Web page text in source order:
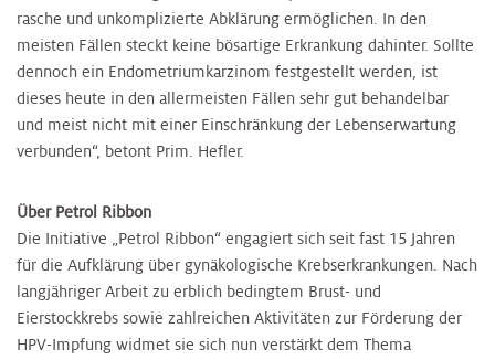
rasche und unkomplizierte Abklärung ermöglichen. In den
meisten Fällen steckt keine bösartige Erkrankung dahinter. Sollte
dennoch ein Endometriumkarzinom festgestellt werden, ist
dieses heute in den allermeisten Fällen sehr gut behandelbar
und meist nicht mit einer Einschränkung der Lebenserwartung
verbunden“, betont Prim. Hefler.
Über Petrol Ribbon
Die Initiative „Petrol Ribbon“ engagiert sich seit fast 15 Jahren
für die Aufklärung über gynäkologische Krebserkrankungen. Nach
langjähriger Arbeit zu erblich bedingtem Brust- und
Eierstockkrebs sowie zahlreichen Aktivitäten zur Förderung der
HPV-Impfung widmet sie sich nun verstärkt dem Thema